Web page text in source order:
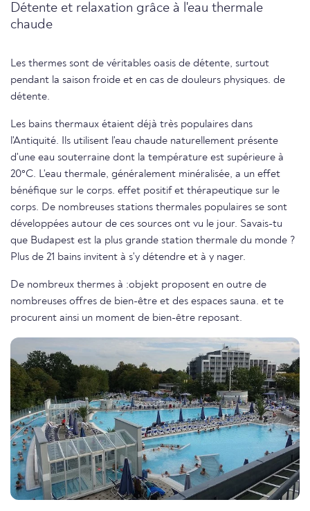
Détente et relaxation grâce à l'eau thermale
chaude
Les thermes sont de véritables oasis de détente, surtout
pendant la saison froide et en cas de douleurs physiques. de
détente.
Les bains thermaux étaient déjà très populaires dans
l'Antiquité. Ils utilisent l'eau chaude naturellement présente
d'une eau souterraine dont la température est supérieure à
20°C. L'eau thermale, généralement minéralisée, a un effet
bénéfique sur le corps. effet positif et thérapeutique sur le
corps. De nombreuses stations thermales populaires se sont
développées autour de ces sources ont vu le jour. Savais-tu
que Budapest est la plus grande station thermale du monde ?
Plus de 21 bains invitent à s'y détendre et à y nager.
De nombreux thermes à :objekt proposent en outre de
nombreuses offres de bien-être et des espaces sauna. et te
procurent ainsi un moment de bien-être reposant.